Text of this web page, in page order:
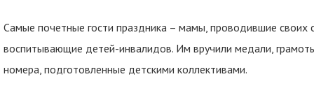
Самые почетные гости праздника – мамы, проводившие
воспитывающие детей-инвалидов. Им вручили медали,
номера, подготовленные детскими коллективами.